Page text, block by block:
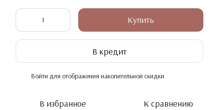
Купить
В кредит
Войти для отображения накопительной скидки
В избранное К сравнению